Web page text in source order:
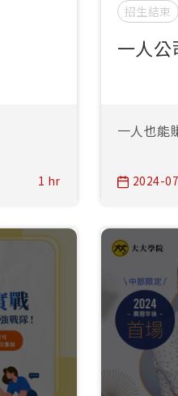
1 hr
招生結束
一人公
一人也能
2024-